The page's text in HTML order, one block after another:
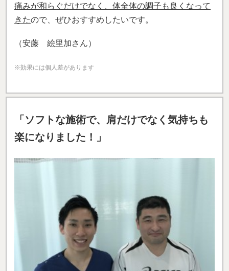
痛みが和らぐだけでなく、体全体の調子も良くなって
きたので、ぜひおすすめしたいです。
（安藤 絵里加さん）
※効果には個人差があります
「ソフトな施術で、肩だけでなく気持ちも
楽になりました！」